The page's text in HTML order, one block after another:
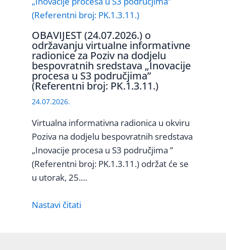
OBAVIJEST (24.07.2026.) o
održavanju virtualne informativne
radionice za Poziv na dodjelu
bespovratnih sredstava „Inovacije
procesa u S3 područjima”
(Referentni broj: PK.1.3.11.)
24.07.2026.
Virtualna informativna radionica u okviru
Poziva na dodjelu bespovratnih sredstava
„Inovacije procesa u S3 područjima ”
(Referentni broj: PK.1.3.11.) održat će se
u utorak, 25.…
Nastavi čitati